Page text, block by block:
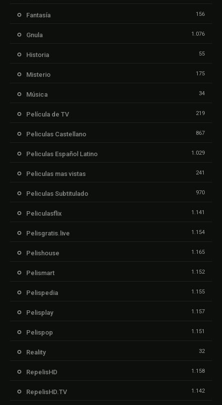
Fantasía 156
Gnula 1.076
Historia 55
Misterio 175
Música 34
Película de TV 219
Peliculas Castellano 867
Peliculas Español Latino 1.029
Peliculas mas vistas 241
Peliculas Subtitulado 970
Peliculasflix 1.141
Pelisgratis.live 1.154
Pelishouse 1.165
Pelismart 1.152
Pelispedia 1.155
Pelisplay 1.157
Pelispop 1.151
Reality 32
RepelisHD 1.158
RepelisHD.TV 1.142